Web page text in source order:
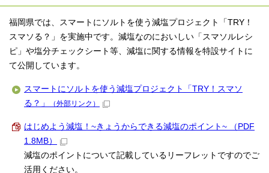
福岡県では、スマートにソルトを使う減塩プロジェクト「TRY！
スマソる？」を実施中です。減塩なのにおいしい「スマソルレシ
ピ」や塩分チェックシート等、減塩に関する情報を特設サイトに
て公開しています。
スマートにソルトを使う減塩プロジェクト「TRY！スマソ
る？」
（外部リンク）
はじめよう減塩！~きょうからできる減塩のポイント~ （PDF
1.8MB）
減塩のポイントについて記載しているリーフレットですのでご
活用ください。